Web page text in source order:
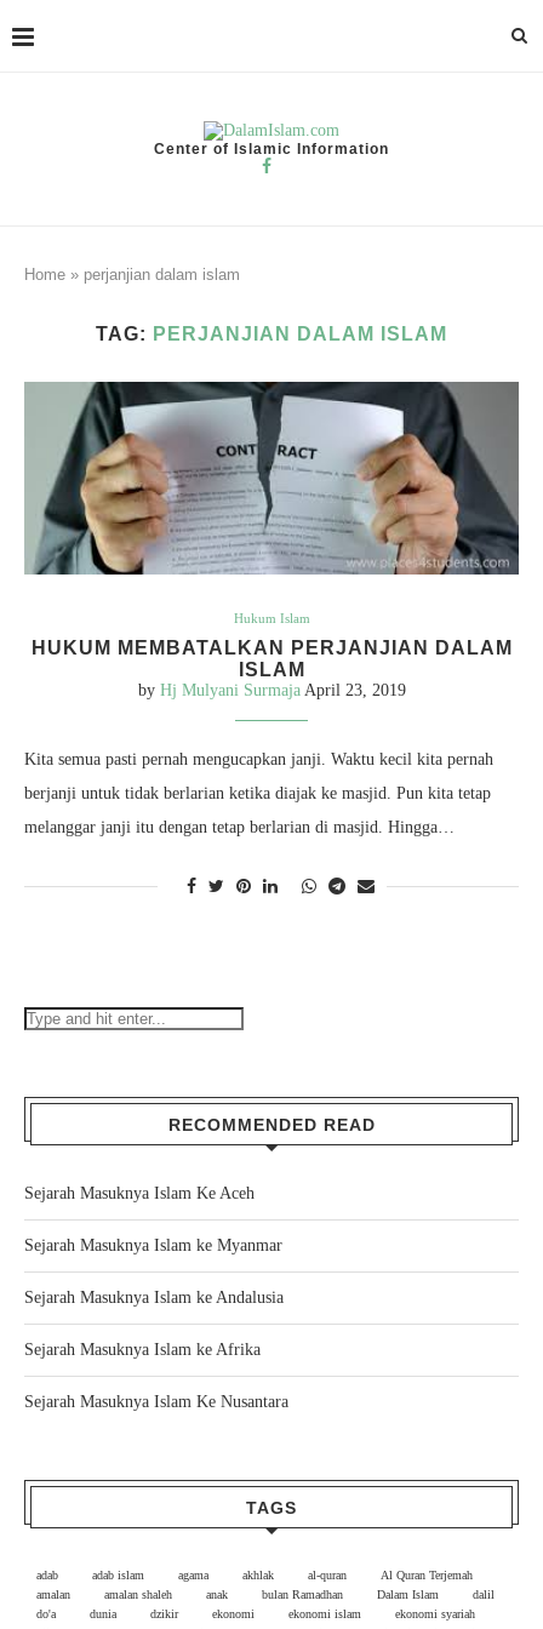
Center of Islamic Information
Home » perjanjian dalam islam
TAG: PERJANJIAN DALAM ISLAM
Hukum Islam
HUKUM MEMBATALKAN PERJANJIAN DALAM
ISLAM
by Hj Mulyani Surmaja April 23, 2019
Kita semua pasti pernah mengucapkan janji. Waktu kecil kita pernah
berjanji untuk tidak berlarian ketika diajak ke masjid. Pun kita tetap
melanggar janji itu dengan tetap berlarian di masjid. Hingga…
RECOMMENDED READ
Sejarah Masuknya Islam Ke Aceh
Sejarah Masuknya Islam ke Myanmar
Sejarah Masuknya Islam ke Andalusia
Sejarah Masuknya Islam ke Afrika
Sejarah Masuknya Islam Ke Nusantara
TAGS
adab adab islam agama akhlak al-quran
Al Quran Terjemah
amalan
amalan shaleh anak bulan Ramadhan Dalam Islam
dalil
do'a
dunia dzikir ekonomi ekonomi islam
ekonomi syariah